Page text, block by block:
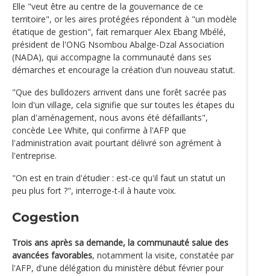
Elle "veut être au centre de la gouvernance de ce
territoire", or les aires protégées répondent à "un modèle
étatique de gestion", fait remarquer Alex Ebang Mbélé,
président de l'ONG Nsombou Abalge-Dzal Association
(NADA), qui accompagne la communauté dans ses
démarches et encourage la création d'un nouveau statut.
"Que des bulldozers arrivent dans une forêt sacrée pas
loin d'un village, cela signifie que sur toutes les étapes du
plan d'aménagement, nous avons été défaillants",
concède Lee White, qui confirme à l'AFP que
l'administration avait pourtant délivré son agrément à
l'entreprise.
"On est en train d'étudier : est-ce qu'il faut un statut un
peu plus fort ?", interroge-t-il à haute voix.
Cogestion
Trois ans après sa demande, la communauté salue des
avancées favorables, notamment la visite, constatée par
l'AFP, d'une délégation du ministère début février pour